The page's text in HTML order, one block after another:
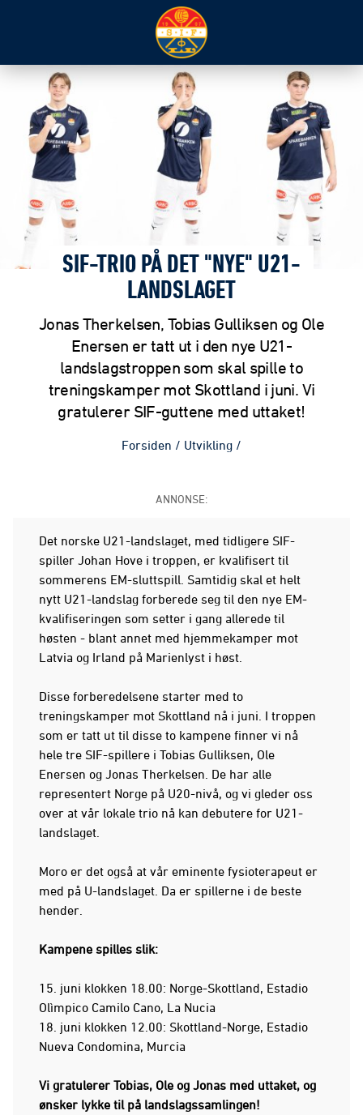
SIF-TRIO PÅ DET "NYE" U21-
LANDSLAGET
Jonas Therkelsen, Tobias Gulliksen og Ole
Enersen er tatt ut i den nye U21-
landslagstroppen som skal spille to
treningskamper mot Skottland i juni. Vi
gratulerer SIF-guttene med uttaket!
Forsiden / Utvikling /
ANNONSE:
Det norske U21-landslaget, med tidligere SIF-
spiller Johan Hove i troppen, er kvalifisert til
sommerens EM-sluttspill. Samtidig skal et helt
nytt U21-landslag forberede seg til den nye EM-
kvalifiseringen som setter i gang allerede til
høsten - blant annet med hjemmekamper mot
Latvia og Irland på Marienlyst i høst.
Disse forberedelsene starter med to
treningskamper mot Skottland nå i juni. I troppen
som er tatt ut til disse to kampene finner vi nå
hele tre SIF-spillere i Tobias Gulliksen, Ole
Enersen og Jonas Therkelsen. De har alle
representert Norge på U20-nivå, og vi gleder oss
over at vår lokale trio nå kan debutere for U21-
landslaget.
Moro er det også at vår eminente fysioterapeut er
med på U-landslaget. Da er spillerne i de beste
hender.
Kampene spilles slik:
15. juni klokken 18.00: Norge-Skottland, Estadio
Olìmpico Camilo Cano, La Nucia
18. juni klokken 12.00: Skottland-Norge, Estadio
Nueva Condomina, Murcia
Vi gratulerer Tobias, Ole og Jonas med uttaket, og
ønsker lykke til på landslagssamlingen!